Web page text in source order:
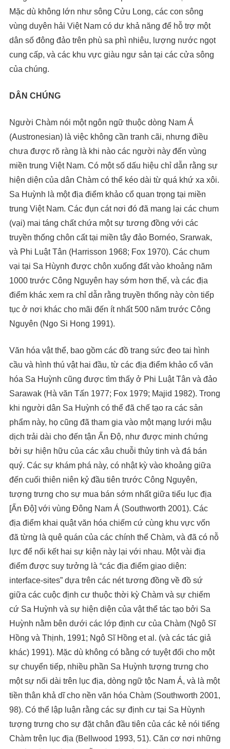
Mặc dù không lớn như sông Cửu Long, các con sông
vùng duyên hải Việt Nam có dư khả năng để hỗ trợ một
dân số đông đảo trên phù sa phì nhiêu, lượng nước ngọt
cung cấp, và các khu vực giàu ngư sản tại các cửa sông
của chúng.
DÂN CHÚNG
Người Chàm nói một ngôn ngữ thuộc dòng Nam Á
(Austronesian) là việc không cần tranh cãi, nhưng điều
chưa được rõ ràng là khi nào các người này đến vùng
miền trung Việt Nam. Có một số dấu hiệu chỉ dẫn rằng sự
hiện diện của dân Chàm có thể kéo dài từ quá khứ xa xôi.
Sa Huỳnh là một địa điểm khảo cổ quan trọng tại miền
trung Việt Nam. Các đụn cát nơi đó đã mang lại các chum
(vại) mai táng chất chứa một sự tương đồng với các
truyền thống chôn cất tại miền tây đảo Bornéo, Srarwak,
và Phi Luật Tân (Harrisson 1968; Fox 1970). Các chum
vại tại Sa Hùynh được chôn xuống đất vào khoảng năm
1000 trước Công Nguyên hay sớm hơn thế, và các địa
điểm khác xem ra chỉ dẫn rằng truyền thống này còn tiếp
tục ở nơi khác cho mãi đến ít nhất 500 năm trước Công
Nguyên (Ngo Si Hong 1991).
Văn hóa vật thể, bao gồm các đồ trang sức đeo tai hình
cầu và hình thú vật hai đầu, từ các địa điểm khảo cổ văn
hóa Sa Huỳnh cũng được tìm thấy ở Phi Luật Tân và đảo
Sarawak (Hà văn Tấn 1977; Fox 1979; Majid 1982). Trong
khi người dân Sa Huỳnh có thể đã chế tạo ra các sản
phẩm này, họ cũng đã tham gia vào một mạng lưới mậu
dịch trải dài cho đến tận Ấn Độ, như được minh chứng
bởi sự hiện hữu của các xâu chuỗi thủy tinh và đá bán
quý. Các sự khám phá này, có nhật kỳ vào khoảng giữa
đến cuối thiên niên kỷ đầu tiên trước Công Nguyên,
tượng trưng cho sự mua bán sớm nhất giữa tiểu lục địa
[Ấn Độ] với vùng Đông Nam Á (Southworth 2001). Các
địa điểm khai quật văn hóa chiếm cứ cùng khu vực vốn
đã từng là quê quán của các chính thể Chàm, và đã có nỗ
lực để nối kết hai sự kiện này lại với nhau. Một vài địa
điểm được suy tưởng là “các địa điểm giao diện:
interface-sites” dựa trên các nét tương đồng về đồ sứ
giữa các cuộc định cư thuộc thời kỳ Chàm và sự chiếm
cứ Sa Huỳnh và sự hiện diện của vật thể tác tạo bởi Sa
Huỳnh nằm bên dưới các lớp định cư của Chàm (Ngô Sĩ
Hồng và Thịnh, 1991; Ngô Sĩ Hồng et al. (và các tác giả
khác) 1991). Mặc dù không có bằng cớ tuyệt đối cho một
sự chuyển tiếp, nhiều phần Sa Huỳnh tượng trưng cho
một sự nối dài trên lục địa, dòng ngữ tộc Nam Á, và là một
tiền thân khả dĩ cho nền văn hóa Chàm (Southworth 2001,
98). Có thể lập luận rằng các sự định cư tại Sa Hùynh
tượng trưng cho sự đặt chân đầu tiên của các kẻ nói tiếng
Chàm trên lục địa (Bellwood 1993, 51). Căn cơ nơi những